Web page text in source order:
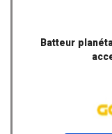
Batteur